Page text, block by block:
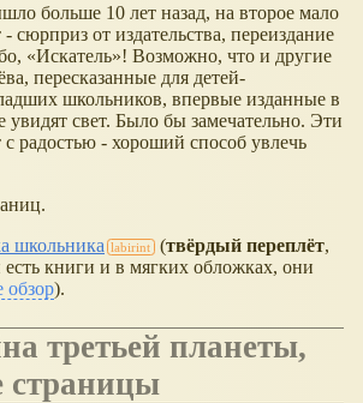
больше 10 лет назад, на второе мало
сюрприз от издательства, переиздание
Искатель ! Возможно, что и другие
пересказанные для детей-
школьников, впервые изданные в
увидят свет. Было бы замечательно. Эти
радостью - хороший способ увлечь
школьника (твёрдый переплёт,
есть книги и в мягких обложках, они
обзор).
страницы